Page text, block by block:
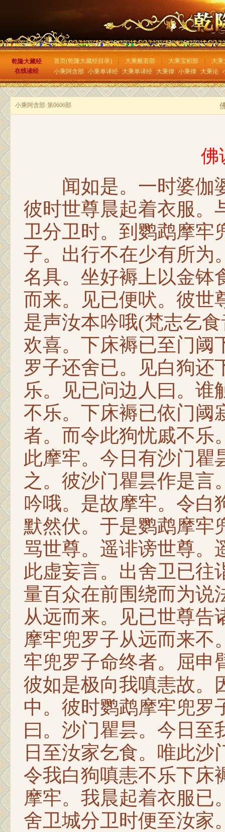
乾隆大藏经
在线读经
首页(乾隆大藏经目录) 大乘般若部 大乘宝积部
大乘
小乘阿含部 小乘单译经 大乘单译经 大乘律 小乘律 大乘论
小乘阿含部·第0606部
佛
闻如是。一时婆伽
彼时世尊晨起着衣服。
卫分卫时。到鹦鹉摩牢
子。出行不在少有所为
名具。坐好褥上以金钵
而来。见已便吠。彼世
是声汝本吟哦(梵志乞
欢喜。下床褥已至门阈
罗子还舍已。见白狗还
乐。见已问边人曰。谁
不乐。下床褥已依门阈
者。而令此狗忧戚不乐
此摩牢。今日有沙门瞿
之。彼沙门瞿昙作是言
吟哦。是故摩牢。令白
默然伏。于是鹦鹉摩牢
骂世尊。遥诽谤世尊。
此虚妄言。出舍卫已往
量百众在前围绕而为说
从远而来。见已世尊告
摩牢兜罗子从远而来不
牢兜罗子命终者。屈申
彼如是极向我嗔恚故。
中。彼时鹦鹉摩牢兜罗
曰。沙门瞿昙。今日至
日至汝家乞食。唯此
令我白狗嗔恚不乐下床
摩牢。我晨起着衣服已
舍卫城分卫时便至汝家